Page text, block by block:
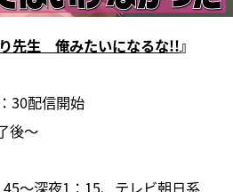
先生 俺みたいになるな!!』
30配信開始
後〜